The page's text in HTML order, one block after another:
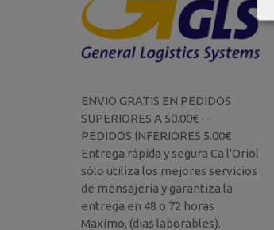
ENVIO GRATIS EN PEDIDOS
SUPERIORES A 50.00€ --
PEDIDOS INFERIORES 5.00€
Entrega rápida y segura Ca l'Oriol
sólo utiliza los mejores servicios
de mensajería y garantiza la
entrega en 48 o 72 horas
Maximo, (dias laborables).